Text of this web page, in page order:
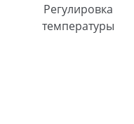
Регулировка
температуры